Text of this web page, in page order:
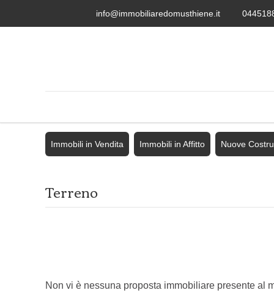
info@immobiliaredomusthiene.it
Immobili in Vendita Immobili in Affitto Nuove
Terreno
Non vi è nessuna proposta immobiliare presente al